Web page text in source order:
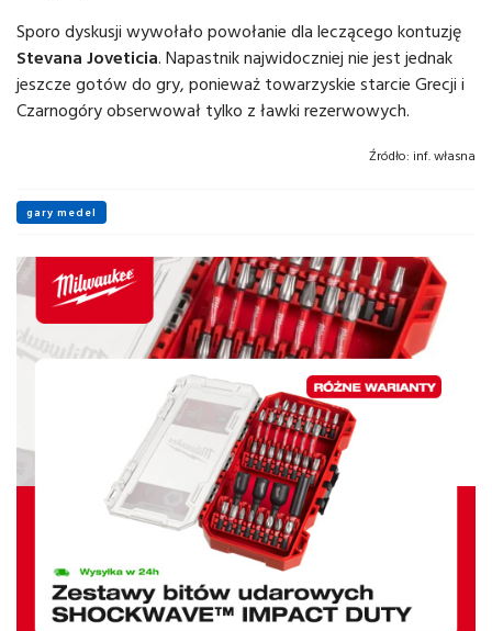
Sporo dyskusji wywołało powołanie dla leczącego kontuzję
Stevana Joveticia. Napastnik najwidoczniej nie jest jednak
jeszcze gotów do gry, ponieważ towarzyskie starcie Grecji i
Czarnogóry obserwował tylko z ławki rezerwowych.
Źródło: inf. własna
gary medel